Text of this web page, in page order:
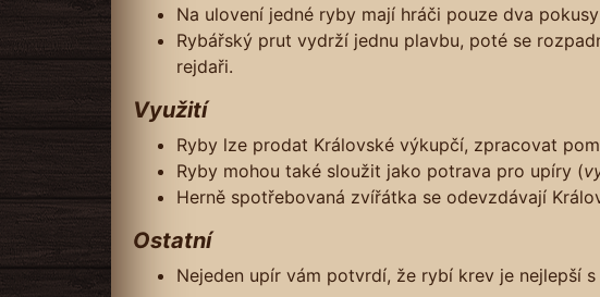
Na ulovení jedné ryby mají hráči pouze dva
Rybářský prut vydrží jednu plavbu, poté se
rejdaři.
Využití
Ryby lze prodat Královské výkupčí, zpracovat
Ryby mohou také sloužit jako potrava pro upíry (
Herně spotřebovaná zvířátka se odevzdávají
Ostatní
Nejeden upír vám potvrdí, že rybí krev je nejlepší